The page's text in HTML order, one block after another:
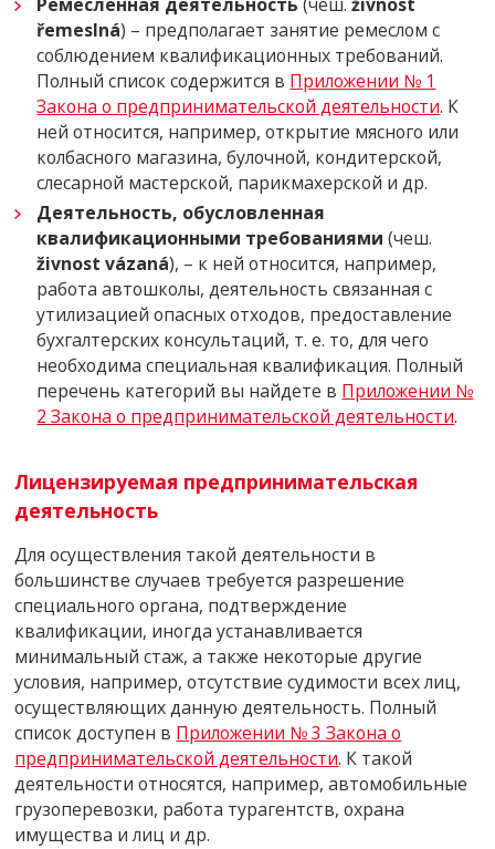
Ремесленная деятельность (чеш.živnost
řemeslná) – предполагает занятие ремеслом с
соблюдением квалификационных требований.
Полный список содержится в Приложении № 1
Закона о предпринимательской деятельности. К
ней относится, например, открытие мясного или
колбасного магазина, булочной, кондитерской,
слесарной мастерской, парикмахерской и др.
Деятельность, обусловленная
квалификационными требованиями (чеш.
živnost vázaná), – к ней относится, например,
работа автошколы, деятельность связанная с
утилизацией опасных отходов, предоставление
бухгалтерских консультаций, т. е. то, для чего
необходима специальная квалификация. Полный
перечень категорий вы найдете в Приложении №
2 Закона о предпринимательской деятельности.
Лицензируемая предпринимательская
деятельность
Для осуществления такой деятельности в
большинстве случаев требуется разрешение
специального органа, подтверждение
квалификации, иногда устанавливается
минимальный стаж, а также некоторые другие
условия, например, отсутствие судимости всех лиц,
осуществляющих данную деятельность. Полный
список доступен в Приложении № 3 Закона о
предпринимательской деятельности. К такой
деятельности относятся, например, автомобильные
грузоперевозки, работа турагентств, охрана
имущества и лиц и др.